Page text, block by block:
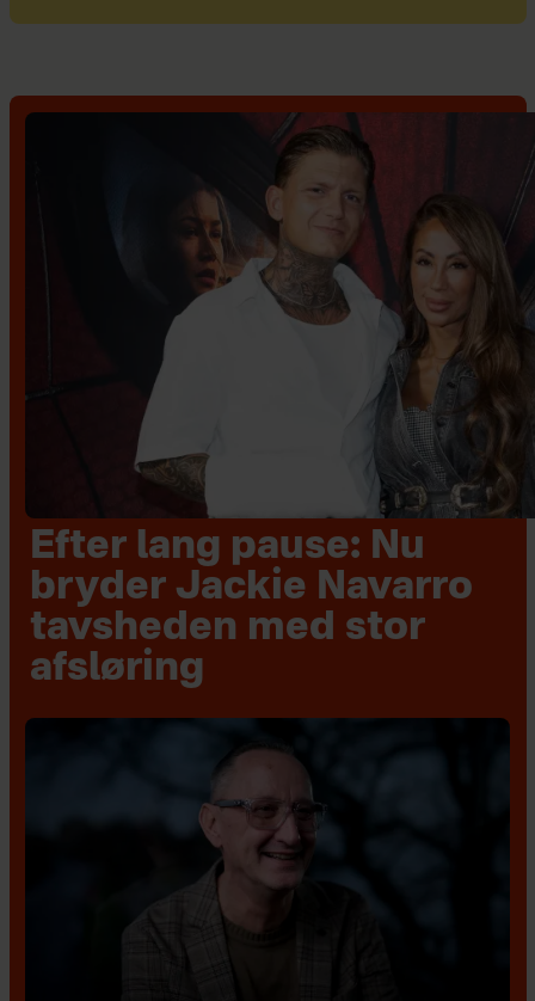
Efter lang pause: Nu
bryder Jackie Navarro
tavsheden med stor
afsløring